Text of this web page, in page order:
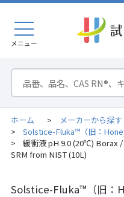
メニュー
ホーム > メーカーから探す
> Solstice-Fluka™（旧：
>
緩衝液 pH 9.0 (20℃) Borax
SRM from NIST (10L)
Solstice-Fluka™（旧：